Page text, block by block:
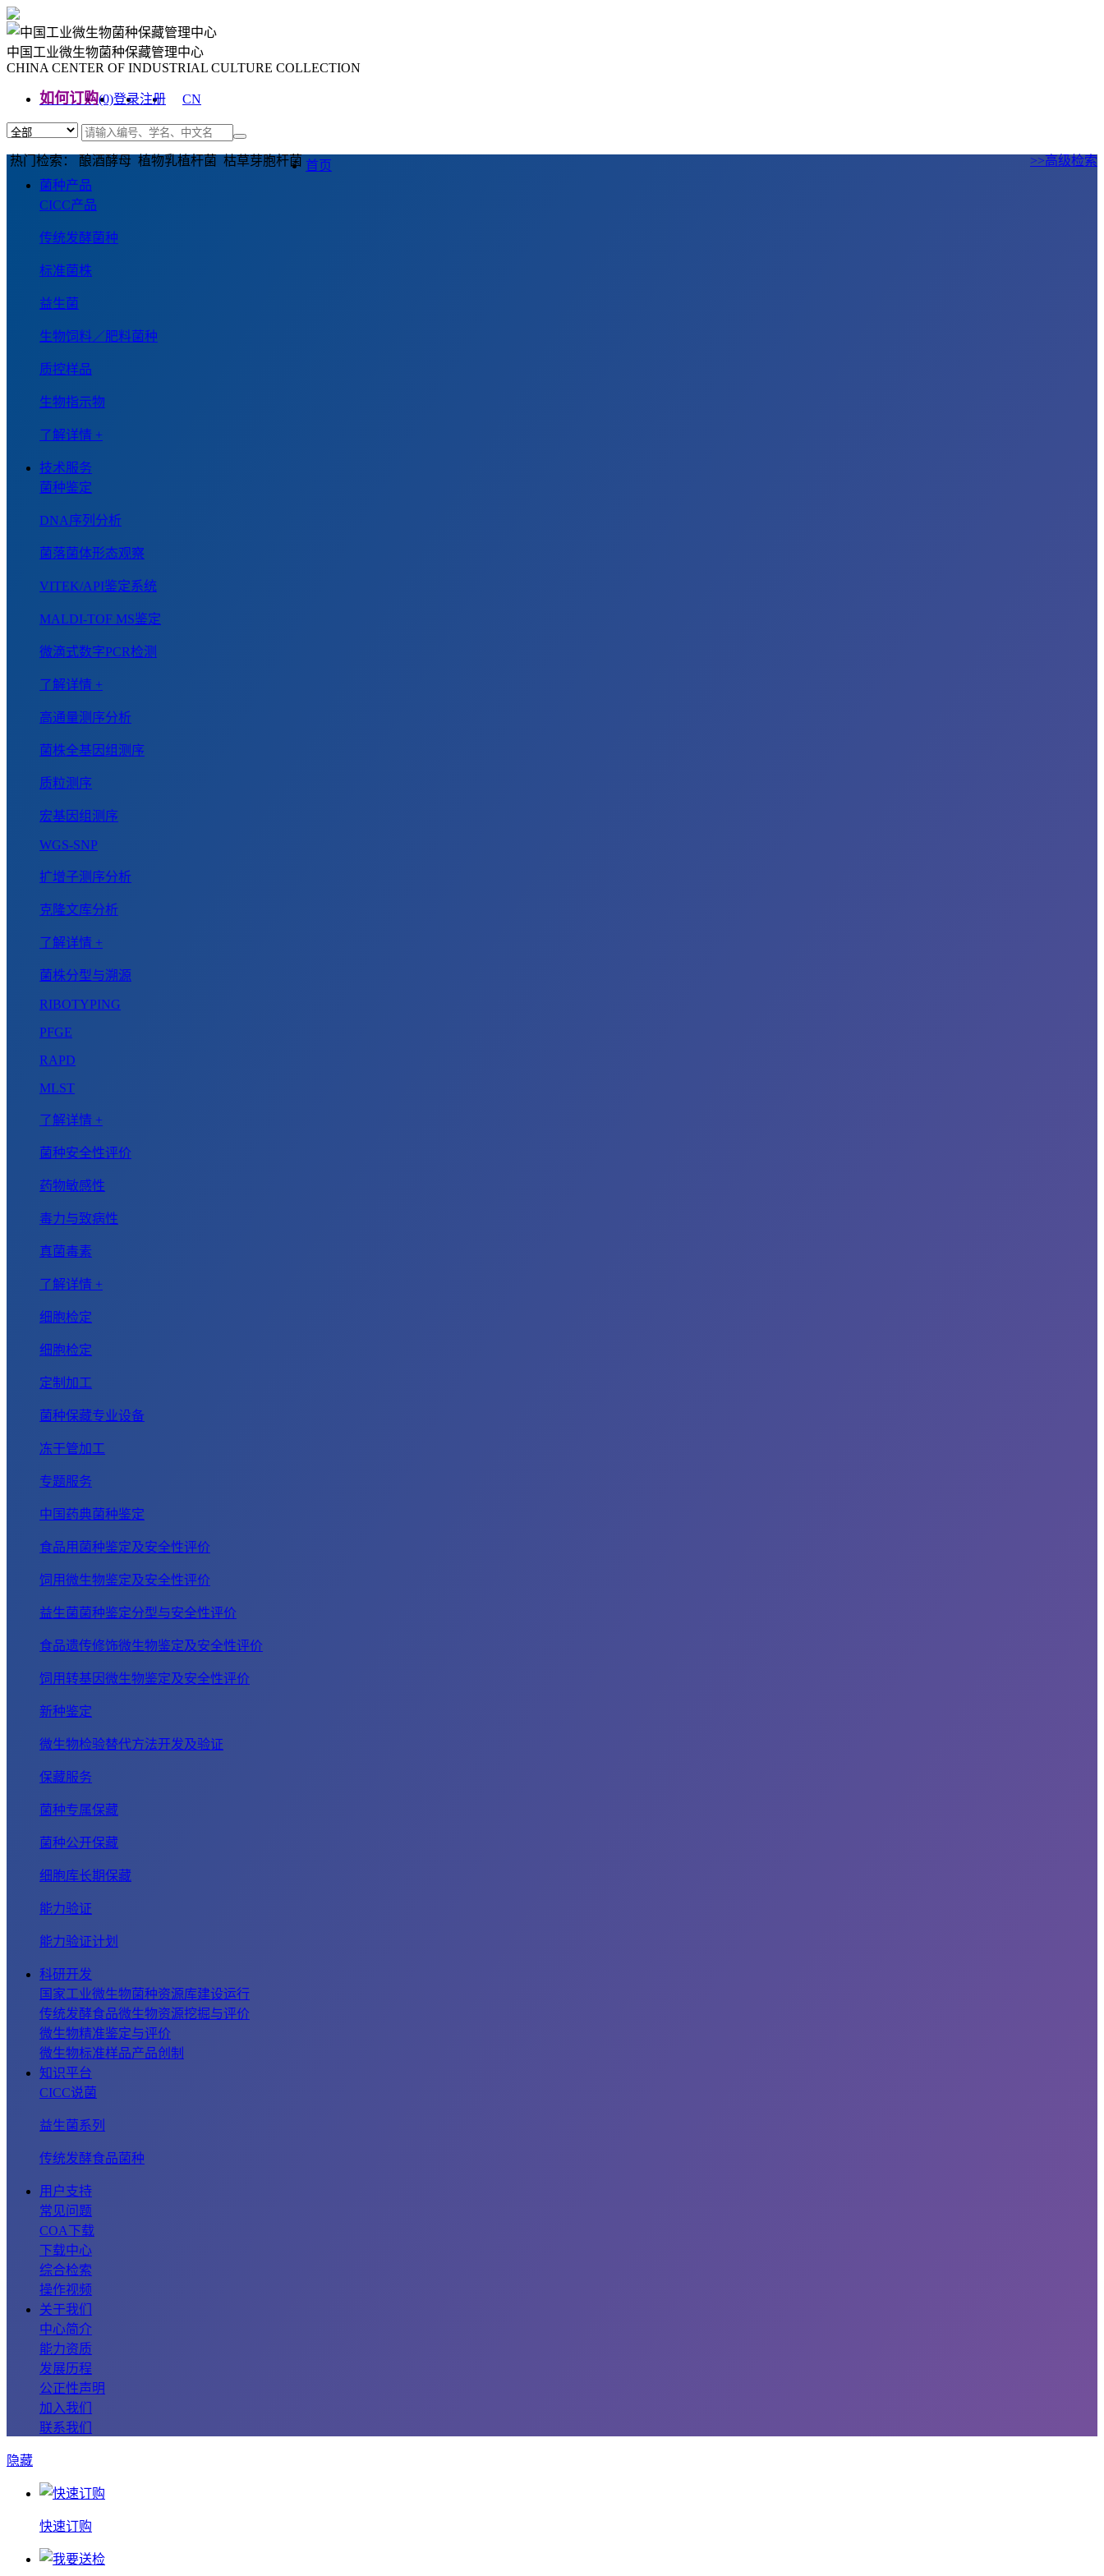
中国工业微生物菌种保藏管理中心
CHINA CENTER OF INDUSTRIAL CULTURE COLLECTION
如何订购(0)登录注册
CN
热门检索： 酿酒酵母 植物乳植杆菌 枯草芽胞杆菌 >>高级检索
首页
菌种产品
CICC产品
传统发酵菌种
标准菌株
益生菌
生物饲料／肥料菌种
质控样品
生物指示物
了解详情 +
技术服务
菌种鉴定
DNA序列分析
菌落菌体形态观察
VITEK/API鉴定系统
MALDI-TOF MS鉴定
微滴式数字PCR检测
了解详情 +
高通量测序分析
菌株全基因组测序
质粒测序
宏基因组测序
WGS-SNP
扩增子测序分析
克隆文库分析
了解详情 +
菌株分型与溯源
RIBOTYPING
PFGE
RAPD
MLST
了解详情 +
菌种安全性评价
药物敏感性
毒力与致病性
真菌毒素
了解详情 +
细胞检定
细胞检定
定制加工
菌种保藏专业设备
冻干管加工
专题服务
中国药典菌种鉴定
食品用菌种鉴定及安全性评价
饲用微生物鉴定及安全性评价
益生菌菌种鉴定分型与安全性评价
食品遗传修饰微生物鉴定及安全性评价
饲用转基因微生物鉴定及安全性评价
新种鉴定
微生物检验替代方法开发及验证
保藏服务
菌种专属保藏
菌种公开保藏
细胞库长期保藏
能力验证
能力验证计划
科研开发
国家工业微生物菌种资源库建设运行
传统发酵食品微生物资源挖掘与评价
微生物精准鉴定与评价
微生物标准样品产品创制
知识平台
CICC说菌
益生菌系列
传统发酵食品菌种
用户支持
常见问题
COA下载
下载中心
综合检索
操作视频
关于我们
中心简介
能力资质
发展历程
公正性声明
加入我们
联系我们
隐藏
快速订购